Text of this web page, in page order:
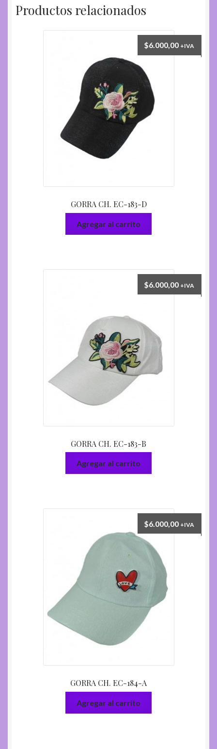
Productos relacionados
GORRA CH. EC-183-D
$6.000,00 +IVA
Agregar al carrito
GORRA CH. EC-183-B
$6.000,00 +IVA
Agregar al carrito
GORRA CH. EC-184-A
$6.000,00 +IVA
Agregar al carrito